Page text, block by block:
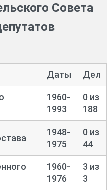
Совета
Даты Дел
1960-
1993
0 из
188
1948-
1975
0 из
44
1960-
1976
3 из
3